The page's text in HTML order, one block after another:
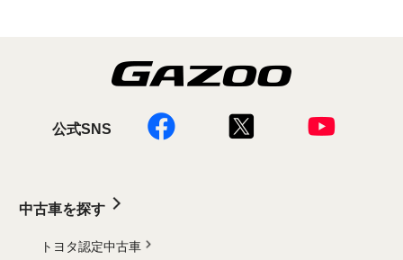
公式SNS
中古車を探す
トヨタ認定中古車